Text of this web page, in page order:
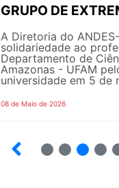
GRUPO DE
A Diretoria do
solidariedade ao
Departamento de
Amazonas - UFAM
universidade em 5 de
08 de Maio de 2026